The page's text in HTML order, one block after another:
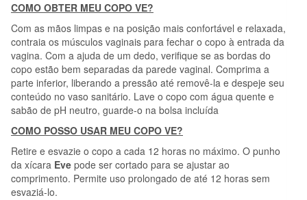
COMO OBTER MEU COPO VE?
Com as mãos limpas e na posição mais confortável e relaxada,
contraia os músculos vaginais para fechar o copo à entrada da
vagina. Com a ajuda de um dedo, verifique se as bordas do
copo estão bem separadas da parede vaginal. Comprima a
parte inferior, liberando a pressão até removê-la e despeje seu
conteúdo no vaso sanitário. Lave o copo com água quente e
sabão de pH neutro, guarde-o na bolsa incluída
COMO POSSO USAR MEU COPO VE?
Retire e esvazie o copo a cada 12 horas no máximo. O punho
da xícara Eve pode ser cortado para se ajustar ao
comprimento. Permite uso prolongado de até 12 horas sem
esvaziá-lo.